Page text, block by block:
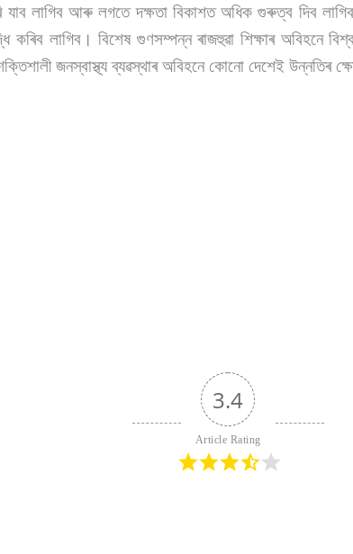
যাব লাগিব আৰু লগতে দক্ষতা বিকাশত অধিক গুৰুত্ব দিব
কৰিব লাগিব। বিশেষ গুণসম্পন্ন ৰাজহুৱা শিক্ষাৰ অবিহনে
জনস্বাস্থ্য ব্যৱস্থাৰ অবিহনে কোনো দেশেই উন্নতিৰ
3.4
Article Rating